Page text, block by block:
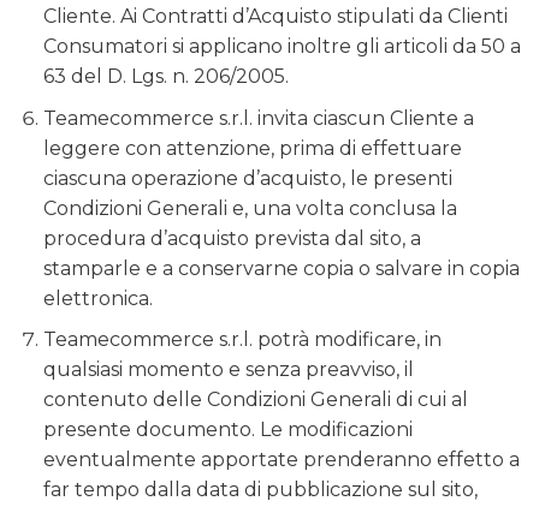
Cliente. Ai Contratti d’Acquisto stipulati da Clienti
Consumatori si applicano inoltre gli articoli da 50 a
63 del D. Lgs. n. 206/2005.
Teamecommerce s.r.l. invita ciascun Cliente a
leggere con attenzione, prima di effettuare
ciascuna operazione d’acquisto, le presenti
Condizioni Generali e, una volta conclusa la
procedura d’acquisto prevista dal sito, a
stamparle e a conservarne copia o salvare in copia
elettronica.
Teamecommerce s.r.l. potrà modificare, in
qualsiasi momento e senza preavviso, il
contenuto delle Condizioni Generali di cui al
presente documento. Le modificazioni
eventualmente apportate prenderanno effetto a
far tempo dalla data di pubblicazione sul sito,